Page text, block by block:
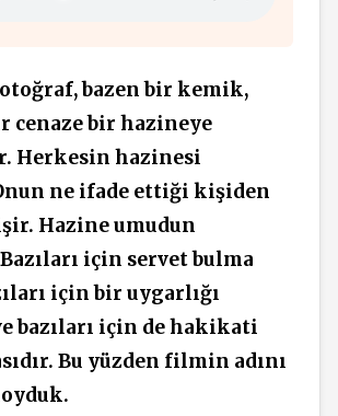
bazen bir kemik,
cenaze bir hazineye
Herkesin hazinesi
ne ifade ettiği kişiden
Hazine umudun
Bazıları için servet bulma
için bir uygarlığı
bazıları için de hakikati
Bu yüzden filmin adını